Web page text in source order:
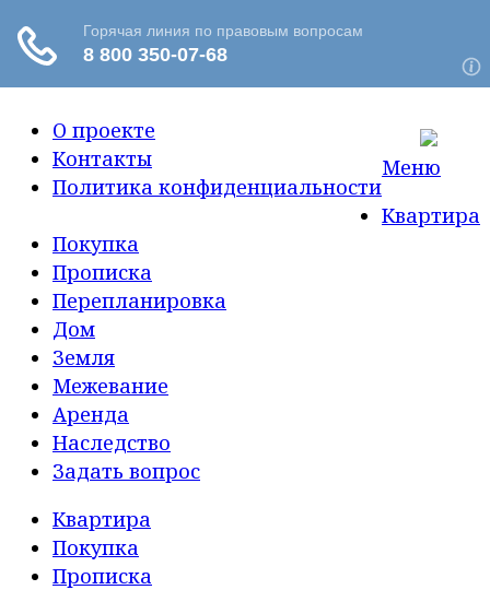
О проекте
Контакты
Политика конфиденциальности
Меню
Квартира
Покупка
Прописка
Перепланировка
Дом
Земля
Межевание
Аренда
Наследство
Задать вопрос
Квартира
Покупка
Прописка